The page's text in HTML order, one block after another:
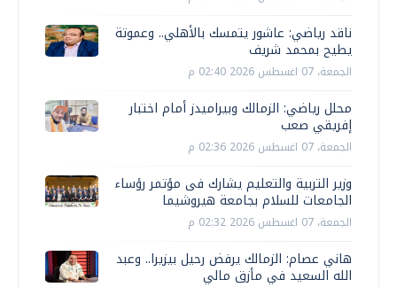
ناقد رياضي: عاشور يتمسك بالأهلي.. وعموتة
يطيح بمحمد شريف
الجمعة، 07 اغسطس 2026 02:40 م
محلل رياضي: الزمالك وبيراميدز أمام اختبار
إفريقي صعب
الجمعة، 07 اغسطس 2026 02:36 م
وزير التربية والتعليم يشارك فى مؤتمر رؤساء
الجامعات للسلام بجامعة هيروشيما
الجمعة، 07 اغسطس 2026 02:32 م
هاني عصام: الزمالك يرفض رحيل بيزيرا.. وعبد
الله السعيد في مأزق مالي